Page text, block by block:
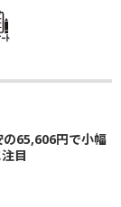
ﾄ
の65,606円で小幅
目